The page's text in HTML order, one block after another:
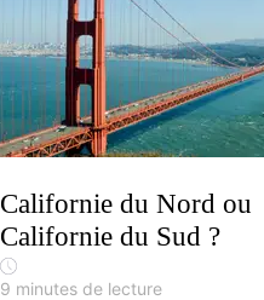
Californie du Nord ou
Californie du Sud ?
9 minutes de lecture